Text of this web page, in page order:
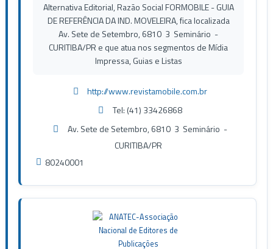
Alternativa Editorial, Razão Social FORMOBILE - GUIA
DE REFERÊNCIA DA IND. MOVELEIRA, fica localizada
Av. Sete de Setembro, 6810 3 Seminário -
CURITIBA/PR e que atua nos segmentos de Mídia
Impressa, Guias e Listas
http://www.revistamobile.com.br
Tel: (41) 33426868
Av. Sete de Setembro, 6810 3 Seminário -
CURITIBA/PR
80240001